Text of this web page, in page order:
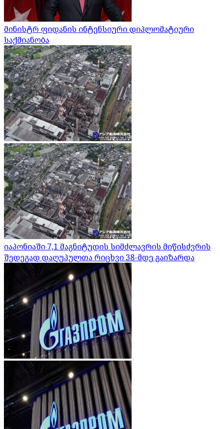
მინისტრ ფიდანის ინტენსიური დიპლომატიური
საქმიანობა
იაპონიაში 7,1 მაგნიტუდის სიმძლავრის მიწისძვრის
შედეგად დაღუპულთა რიცხვი 38-მდე გაიზარდა